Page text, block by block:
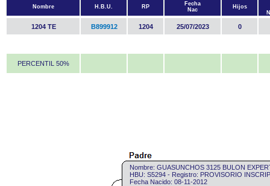
Nombre H.B.U. RP
Fecha
Nac
Hijos
1204 TE B899912 1204 25/07/2023 0
PERCENTIL 50%
Nombre: GUASUNCHOS 3125 BULON
HBU: S5294 - Registro: PROVISORIO
Fecha Nacido: 08-11-2012